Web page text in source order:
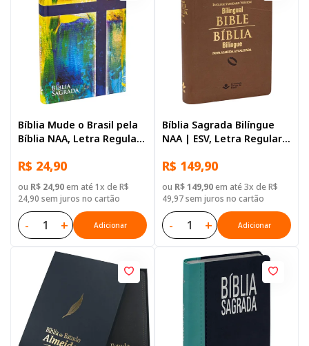
Bíblia Mude o Brasil pela
Bíblia NAA, Letra Regular,
R$ 24,90
ou R$ 24,90em até 1x de R$
24,90 sem juros no cartão
- + Adicionar
Bíblia Sagrada Bilíngue
NAA | ESV, Letra Regular,
Sintético Marrom
R$ 149,90
ou R$ 149,90em até 3x de R$
49,97 sem juros no cartão
- + Adicionar